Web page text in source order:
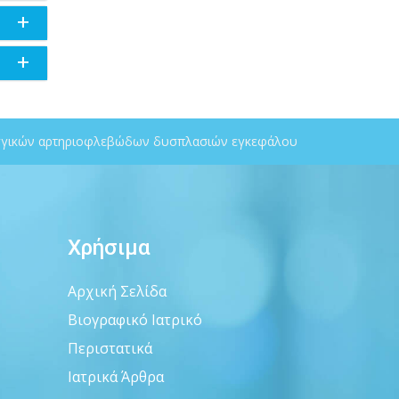
τα
αρτηριοφλεβώδων δυσπλασιών εγκεφάλου
Χρήσιμα
Αρχική Σελίδα
Βιογραφικό Ιατρικό
Περιστατικά
Ιατρικά Άρθρα